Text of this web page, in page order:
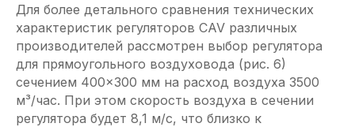
Для более детального сравнения технических
характеристик регуляторов CAV различных
производителей рассмотрен выбор регулятора
для прямоугольного воздуховода (рис. 6)
сечением 400×300 мм на расход воздуха 3500
м³/час. При этом скорость воздуха в сечении
регулятора будет 8,1 м/c, что близко к